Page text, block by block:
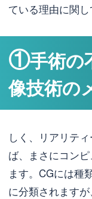
ている理由に関し
①手術の
像技術の
しく、リアリテ
ば、まさにコン
ます。CGには種
に分類されます